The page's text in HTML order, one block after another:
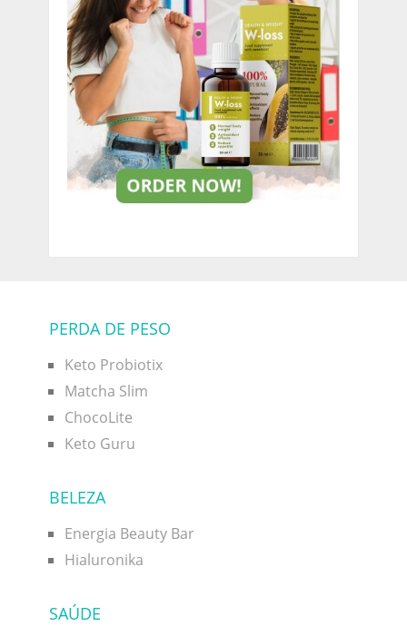
PERDA DE PESO
Keto Probiotix
Matcha Slim
ChocoLite
Keto Guru
BELEZA
Energia Beauty Bar
Hialuronika
SAÚDE